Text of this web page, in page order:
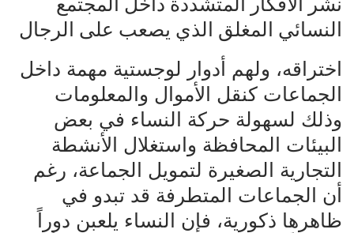
النسائي المغلق الذي يصعب على الرجال‌‌
اختراقه، ولهم أدوار لوجستية مهمة داخل
الجماعات كنقل الأموال والمعلومات‌‌
وذلك لسهولة حركة النساء في بعض
البيئات المحافظة واستغلال الأنشطة‌‌
التجارية الصغيرة لتمويل الجماعة، رغم
أن الجماعات المتطرفة قد تبدو في‌‌
ظاهرها ذكورية، فإن النساء يلعبن دوراً